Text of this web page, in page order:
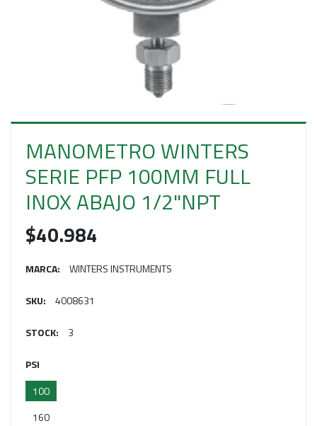
MANOMETRO WINTERS
SERIE PFP 100MM FULL
INOX ABAJO 1/2"NPT
$40.984
MARCA: WINTERS INSTRUMENTS
SKU: 4008631
STOCK: 3
PSI
100
160